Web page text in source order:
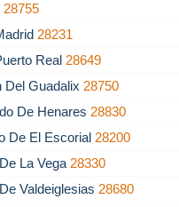
28755
28231
Real 28649
Del Guadalix 28750
De Henares 28830
De El Escorial 28200
La Vega 28330
Valdeiglesias 28680